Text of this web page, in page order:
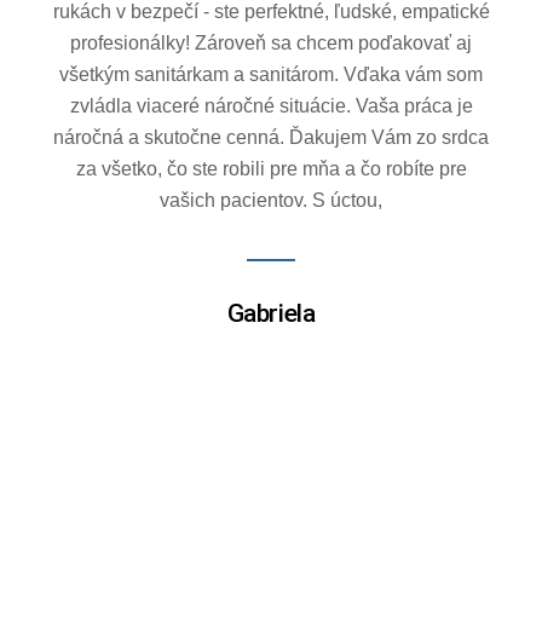
UNB, ktoré umožňuje špičkové výkony špičkovými
odborníkmi na správnych miestach. S úprimným
pozdravom,
Jozef